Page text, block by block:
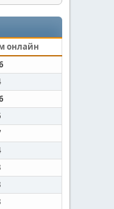
онлайн